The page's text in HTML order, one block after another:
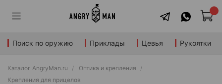
Поиск по оружию Приклады Цевья Рукоятки
Каталог AngryMan.ru
Оптика и крепления
Крепления для прицелов